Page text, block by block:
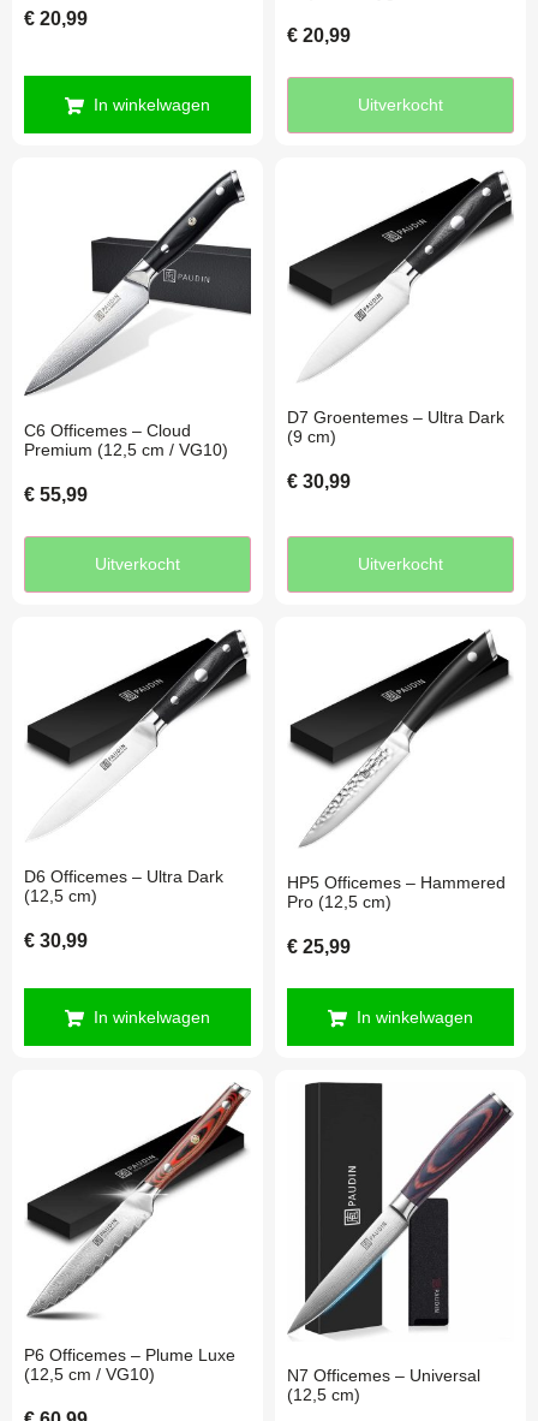
€ 20,99
In winkelwagen
€ 20,99
Uitverkocht
C6 Officemes – Cloud
Premium (12,5 cm / VG10)
€ 55,99
Uitverkocht
D7 Groentemes – Ultra Dark
(9 cm)
€ 30,99
Uitverkocht
D6 Officemes – Ultra Dark
(12,5 cm)
€ 30,99
In winkelwagen
HP5 Officemes – Hammered
Pro (12,5 cm)
€ 25,99
In winkelwagen
P6 Officemes – Plume Luxe
(12,5 cm / VG10)
N7 Officemes – Universal
(12,5 cm)